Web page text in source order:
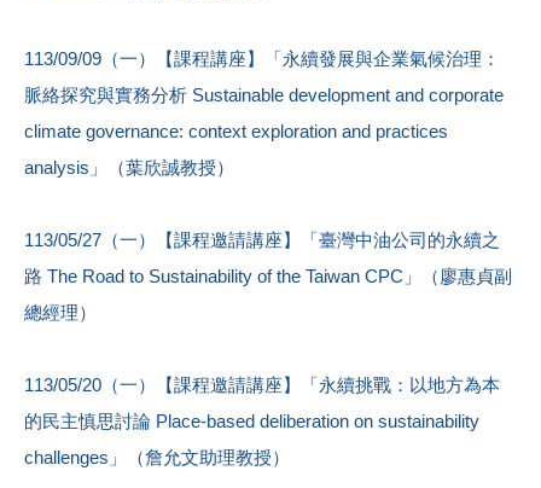
113/09/09（一）【課程講座】「永續發展與企業氣候治理：
脈絡探究與實務分析 Sustainable development and corporate
climate governance: context exploration and practices
analysis」（葉欣誠教授）
113/05/27（一）【課程邀請講座】「臺灣中油公司的永續之
路 The Road to Sustainability of the Taiwan CPC」（廖惠貞副
總經理）
113/05/20（一）【課程邀請講座】「永續挑戰：以地方為本
的民主慎思討論 Place-based deliberation on sustainability
challenges」（詹允文助理教授）